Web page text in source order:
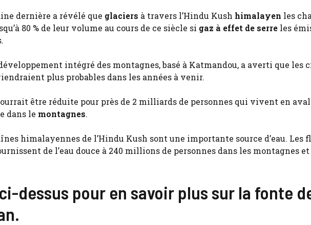
dernière a révélé que glaciers à travers l’Hindu Kush himalayen les
80 % de leur volume au cours de ce siècle si gaz à effet de serre les
intégré des montagnes, basé à Katmandou, a averti que les
plus probables dans les années à venir.
être réduite pour près de 2 milliards de personnes qui vivent en aval
dans le montagnes.
himalayennes de l’Hindu Kush sont une importante source d’eau. Les
de l’eau douce à 240 millions de personnes dans les montagnes et
dessus pour en savoir plus sur la fonte